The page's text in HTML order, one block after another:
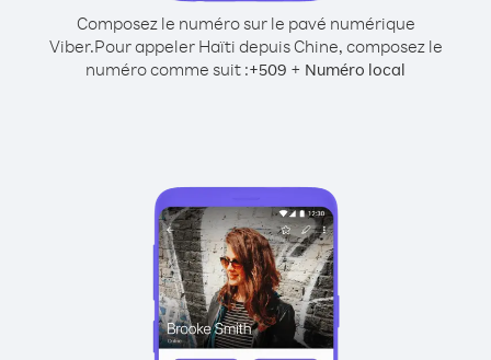
Composez le numéro sur le pavé numérique
Viber.Pour appeler Haïti depuis Chine, composez le
numéro comme suit :+509 + Numéro local